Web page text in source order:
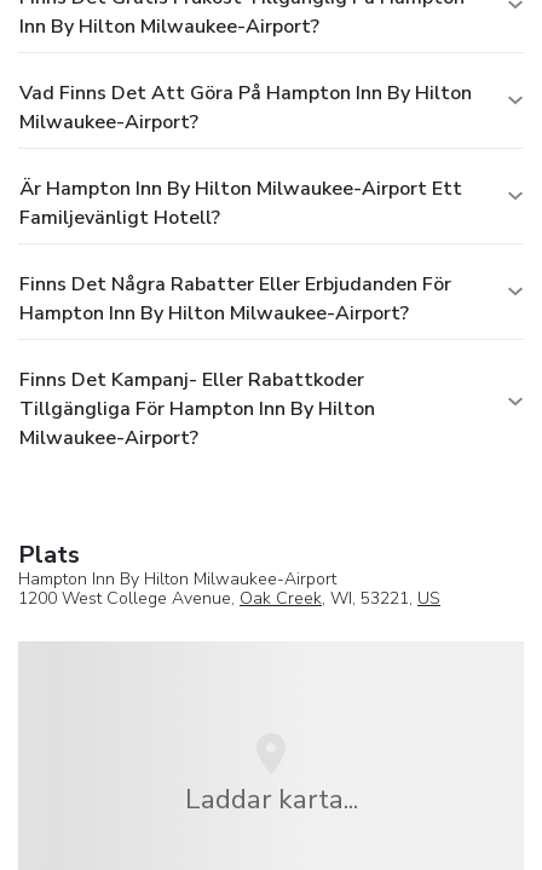
Inn By Hilton Milwaukee-Airport?
Vad Finns Det Att Göra På Hampton Inn By Hilton
Milwaukee-Airport?
Är Hampton Inn By Hilton Milwaukee-Airport Ett
Familjevänligt Hotell?
Finns Det Några Rabatter Eller Erbjudanden För
Hampton Inn By Hilton Milwaukee-Airport?
Finns Det Kampanj- Eller Rabattkoder
Tillgängliga För Hampton Inn By Hilton
Milwaukee-Airport?
Plats
Hampton Inn By Hilton Milwaukee-Airport
1200 West College Avenue, Oak Creek, WI, 53221, US
Laddar karta...